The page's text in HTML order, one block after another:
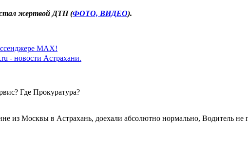
стал жертвой ДТП (ФОТО, ВИДЕО).
MAX!
- новости Астрахани.
Где Прокуратура?
из Москвы в Астрахань, доехали абсолютно нормально, Водитель не